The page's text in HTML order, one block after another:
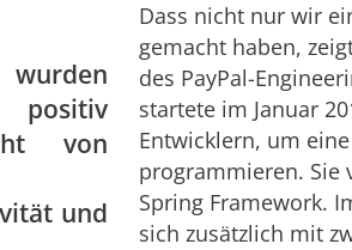
positiv
von
und
Dass nicht nur wir
gemacht haben,
des PayPal-
startete im Januar
Entwicklern, um
programmieren. Sie
Spring Framework.
sich zusätzlich mit